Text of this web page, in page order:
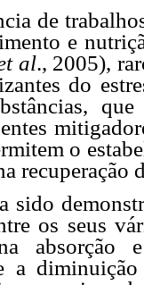
de
e
al., 2005),
do
o
recuperação
sido
os seus
absorção
a